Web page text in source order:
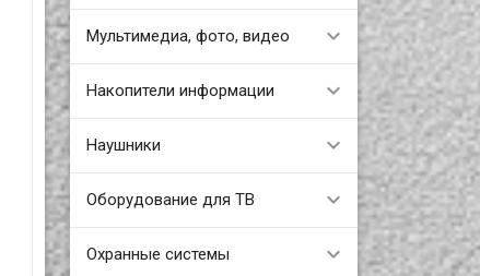
Мультимедиа, фото, видео
Накопители информации
Наушники
Оборудование для ТВ
Охранные системы